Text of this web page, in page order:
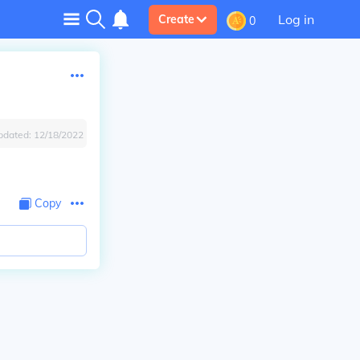
Create 0 Log in
12/18/2022
Copy